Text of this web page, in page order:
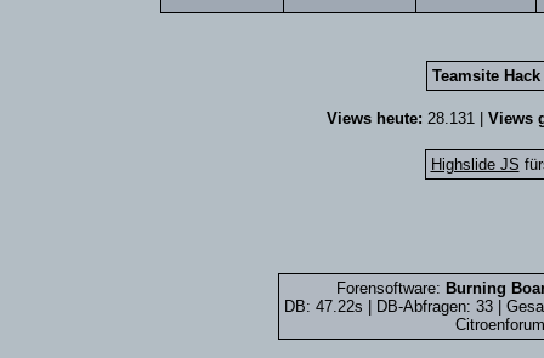
Teamsite
Views heute: 28.131 | Views
Highslide JS
Forensoftware: Burning
DB: 47.22s | DB-Abfragen: 33 |